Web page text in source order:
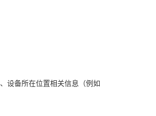
设备所在位置相关信息（例如